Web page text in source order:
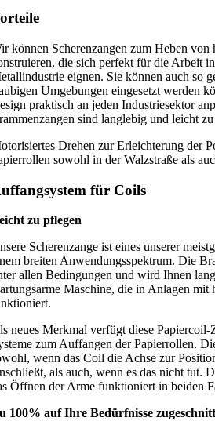
können Scherenzangen zum Heben von
die sich perfekt für die Arbeit
eignen. Sie können auch so
Umgebungen eingesetzt werden
praktisch an jeden Industriesektor
sind langlebig und leicht
Drehen zur Erleichterung der
sowohl in der Walzstraße als
für Coils
zu pflegen
Scherenzange ist eines unserer
breiten Anwendungsspektrum. Die
allen Bedingungen und wird Ihnen
Maschine, die in Anlagen mit
neues Merkmal verfügt diese Papiercoil-
zum Auffangen der Papierrollen.
wenn das Coil die Achse zur
als auch, wenn es das nicht tut.
Öffnen der Arme funktioniert in beiden
100% auf Ihre Bedürfnisse